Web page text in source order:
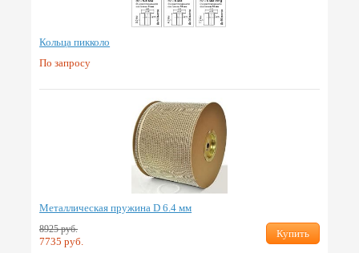
Кольца пикколо
По запросу
Металлическая пружина D 6.4 мм
8925 руб.
7735 руб.
Купить